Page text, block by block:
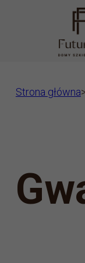
Strona główna